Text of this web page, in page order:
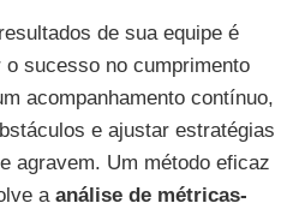
de sua equipe é
sucesso no cumprimento
acompanhamento contínuo,
e ajustar estratégias
agravem. Um método eficaz
a análise de métricas-